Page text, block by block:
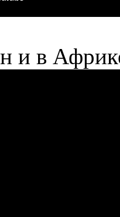
и в